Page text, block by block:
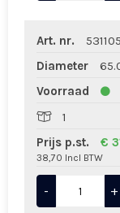
Art. nr.
Diameter
Voorraad
1
Prijs p.st.
€
38,70 Incl BTW
- +